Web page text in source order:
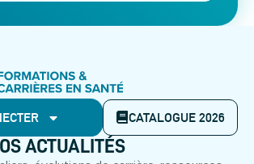
CATALOGUE 2026
ACTUALITÉS